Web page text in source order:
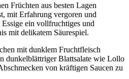
Früchten aus besten Lagen
mit Erfahrung vergoren und
ein vollfruchtiges und
mit delikatem Säurespiel.
mit dunklem Fruchtfleisch
dunkelblättriger Blattsalate wie Lollo
von kräftigen Saucen zu